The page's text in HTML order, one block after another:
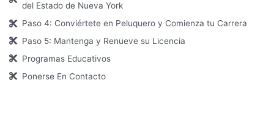
del Estado de Nueva York
Paso 4: Conviértete en Peluquero y Comienza tu Carrera
Paso 5: Mantenga y Renueve su Licencia
Programas Educativos
Ponerse En Contacto